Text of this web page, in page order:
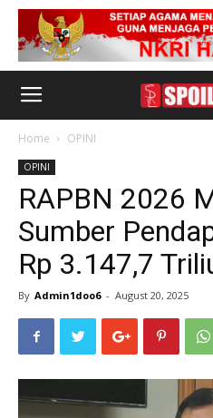
Home OPINI
OPINI
RAPBN 2026
Sumber
Rp 3.147,7
By Admin1doo6 - August 20, 2025